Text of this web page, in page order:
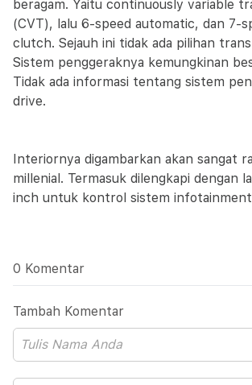
beragam. Yaitu continuously variable
(CVT), lalu 6-speed automatic, dan 7-
clutch. Sejauh ini tidak ada pilihan
Sistem penggeraknya kemungkinan
Tidak ada informasi tentang sistem
drive.
Interiornya digambarkan akan sangat
millenial. Termasuk dilengkapi dengan
inch untuk kontrol sistem
0 Komentar
Tambah Komentar